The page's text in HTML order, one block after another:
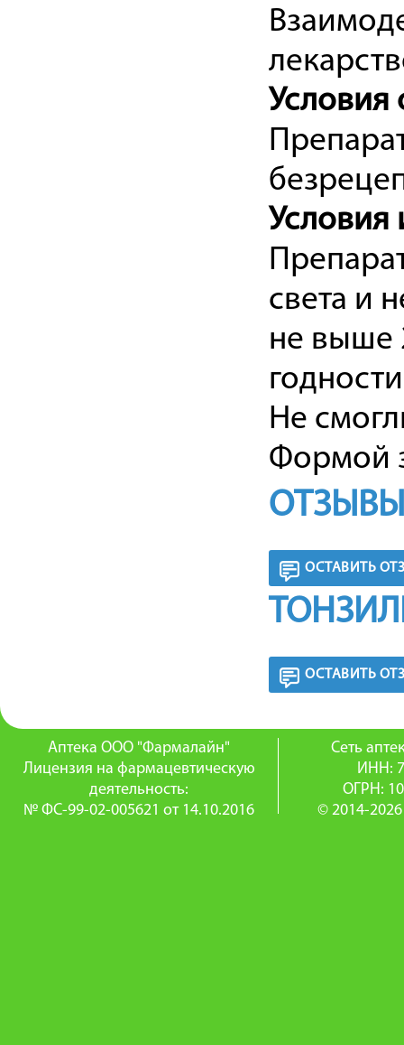
Условия
Условия
света и
не выше
Не
Формой
ОСТАВИТЬ
ОСТАВИТЬ
Аптека ООО "Фармалайн"
Лицензия на фармацевтическую
деятельность:
№ ФС-99-02-005621 от 14.10.2016
Сеть
ИНН:
ОГРН:
© 2014-